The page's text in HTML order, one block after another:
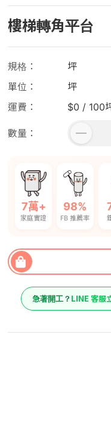
樓梯轉角平台
規格
坪
單位
坪
運費
$0 / 100
數量
7萬+
家庭實證
98%
FB 推薦率
急著開工？ LINE 客服